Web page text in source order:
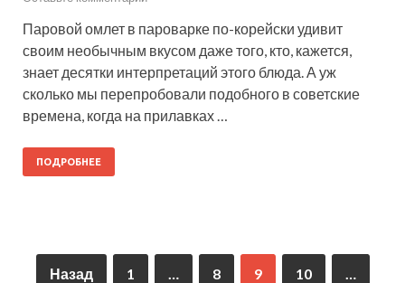
Паровой омлет в пароварке по-корейски удивит
своим необычным вкусом даже того, кто, кажется,
знает десятки интерпретаций этого блюда. А уж
сколько мы перепробовали подобного в советские
времена, когда на прилавках …
ПОДРОБНЕЕ
Назад 1 8 9 10